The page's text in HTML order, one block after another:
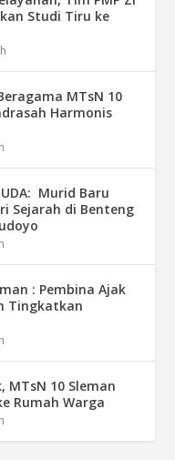
Studi Tiru ke
MTsN 10
Harmonis
Murid Baru
Sejarah di Benteng
: Pembina Ajak
Tingkatkan
MTsN 10 Sleman
Rumah Warga